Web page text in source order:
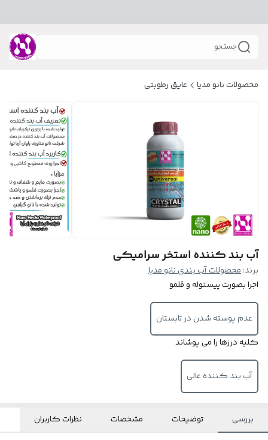
جستجو
محصولات نانو مدیا عایق رطوبتی
آب بند کننده استخر سرامیکی
برند:محصولات آب بندی نانو مدیا
اجرا بصورت پیستوله و قلمو
عدم پوسته شدن در تابستان
کلیه درزها را می پوشاند
آب بند کننده عالی
بررسی توضیحات مشخصات نظرات کاربران